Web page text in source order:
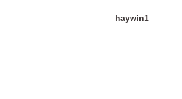
haywin1